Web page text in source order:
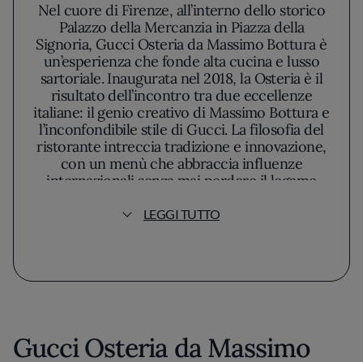
Nel cuore di Firenze, all’interno dello storico
Palazzo della Mercanzia in Piazza della
Signoria, Gucci Osteria da Massimo Bottura è
un’esperienza che fonde alta cucina e lusso
sartoriale. Inaugurata nel 2018, la Osteria è il
risultato dell’incontro tra due eccellenze
italiane: il genio creativo di Massimo Bottura e
l’inconfondibile stile di Gucci. La filosofia del
ristorante intreccia tradizione e innovazione,
con un menù che abbraccia influenze
internazionali senza mai perdere il legame
LEGGI TUTTO
Gucci Osteria da Massimo